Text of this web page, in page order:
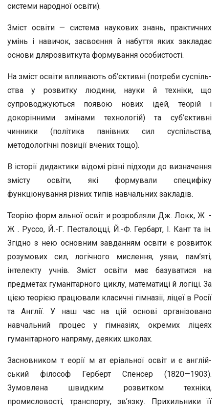
системи народної освіти).
Зміст освіти — система наукових знань, практичних
умінь і нави­чок, засвоєння й набуття яких закладає
основи длярозвиткута фор­мування особистості.
На зміст освіти впливають об’єктивні (потреби суспіль­
ства у розвитку людини, науки й техніки, що
супроводжу­ються появою нових ідей, теорій і
докорінними змінами тех­нологій) та суб’єктивні
чинники (політика панівних сил су­спільства,
методологічні позиції вчених тощо).
В історії дидактики відомі різні підходи до визначення
змісту освіти, які формували специфіку
функціонування рі­зних типів навчальних закладів.
Теорію форм альної освіт и розробляли Дж. Локк, Ж .-
Ж . Руссо, Й.-Г. Песталоцці, Й.-Ф. Гербарт, І. Кант та ін.
Згідно з нею основним завданням освіти є розвиток
розумо­вих сил, логічного мислення, уяви, пам’яті,
інтелекту уч­нів. Зміст освіти має базуватися на
предметах гуманітарно­го циклу, математиці й логіці. За
цією теорією працювали класичні гімназії, ліцеї в Росії
та Англії. У наш час на цій основі організовано
навчальний процес у гімназіях, окре­мих ліцеях
гуманітарного напряму, деяких школах.
Засновником т еорії м ат еріальної освіт и є англій­
ський філософ Герберт Спенсер (1820—1903).
Зумовлена швидким розвитком техніки,
промисловості, транспорту, зв’язку. Прихильники її